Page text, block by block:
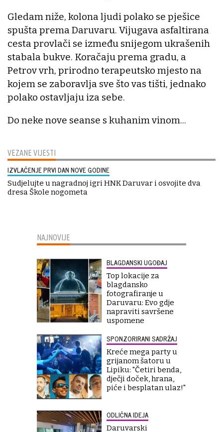
VEZANE VIJESTI
IZVLAČENJE PRVI DAN NOVE GODINE
Sudjelujte u nagradnoj igri HNK Daruvar i osvojite dva
dresa Škole nogometa
Gledam niže, kolona ljudi polako se pješice
spušta prema Daruvaru. Vijugava asfaltirana
cesta provlači se između snijegom ukrašenih
stabala bukve. Koračaju prema gradu, a
Petrov vrh, prirodno terapeutsko mjesto na
kojem se zaboravlja sve što vas tišti, jednako
polako ostavljaju iza sebe.
Do neke nove seanse s kuhanim vinom...
NAJNOVIJE
BLAGDANSKI UGOĐAJ
Top lokacije za
blagdansko
fotografiranje u
Daruvaru: Evo gdje
napraviti savršene
uspomene
SPONZORIRANI SADRŽAJ
Kreće mega party u
grijanom šatoru u
Lipiku: "Četiri benda,
dječji doček, hrana,
piće i besplatan ulaz!"
ODLIČNA IDEJA
Daruvarski